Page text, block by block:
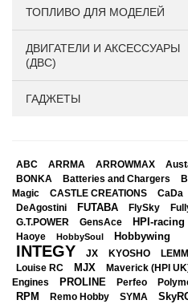
ТОПЛИВО ДЛЯ МОДЕЛЕЙ
ДВИГАТЕЛИ И АКСЕССУАРЫ
(ДВС)
ГАДЖЕТЫ
ABC ARRMA ARROWMAX
BONKA Batteries and Chargers
Magic
CASTLE CREATIONS CaDa
DeAgostini FUTABA FlySky
G.T.POWER GensAce HPI-racing
Haoye
HobbySoul Hobbywing
INTEGY JX KYOSHO
Louise RC
MJX Maverick (HPI
Engines
PROLINE Perfeo
RPM Remo Hobby SYMA